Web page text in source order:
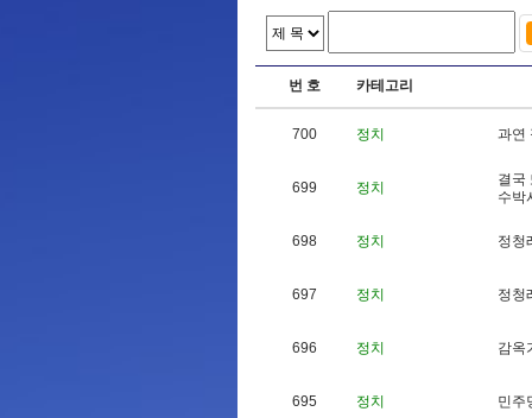
번 호 카테고리
700 정치 과연
699 정치 결 국
수박
698 정치 정청
697 정치 정청
696 정치 감옥
695 정치 민주